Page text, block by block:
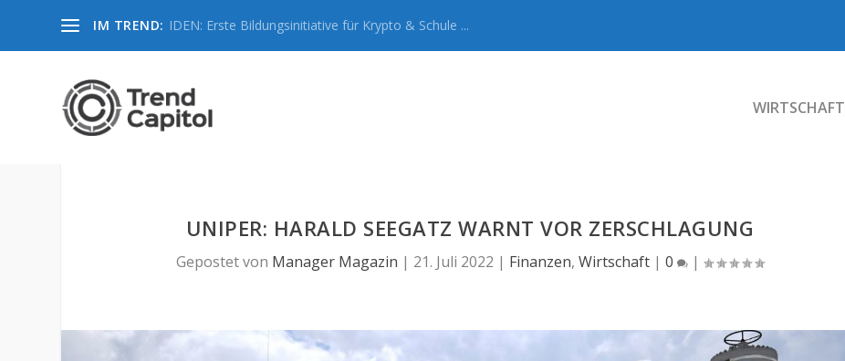
IM TREND: IDEN: Erste Bildungsinitiative für Krypto & Schule ...
WIRTSCHAFT
UNIPER: HARALD SEEGATZ WARNT VOR ZERSCHLAGUNG
Gepostet von Manager Magazin | 21. Juli 2022 | Finanzen, Wirtschaft| 0 |